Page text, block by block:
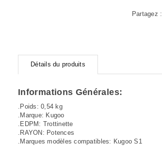
Partagez :
Détails du produits
Informations Générales:
.Poids: 0,54 kg
.Marque: Kugoo
.EDPM: Trottinette
.RAYON: Potences
.Marques modèles compatibles: Kugoo S1